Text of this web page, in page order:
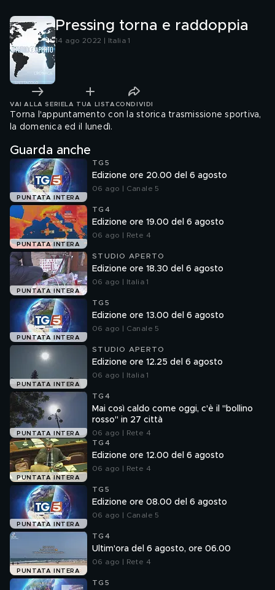
Pressing torna e raddoppia
14 ago 2022 | Italia 1
VAI ALLA SERIE LA TUA LISTA CONDIVIDI
Torna l'appuntamento con la storica trasmissione sportiva,
la domenica ed il lunedì.
Guarda anche
PUNTATA INTERA
TG5
Edizione ore 20.00 del 6 agosto
06 ago | Canale 5
PUNTATA INTERA
TG4
Edizione ore 19.00 del 6 agosto
06 ago | Rete 4
PUNTATA INTERA
STUDIO APERTO
Edizione ore 18.30 del 6 agosto
06 ago | Italia 1
PUNTATA INTERA
TG5
Edizione ore 13.00 del 6 agosto
06 ago | Canale 5
PUNTATA INTERA
STUDIO APERTO
Edizione ore 12.25 del 6 agosto
06 ago | Italia 1
PUNTATA INTERA
TG4
Mai così caldo come oggi, c'è il "bollino
rosso" in 27 città
06 ago | Rete 4
PUNTATA INTERA
TG4
Edizione ore 12.00 del 6 agosto
06 ago | Rete 4
PUNTATA INTERA
TG5
Edizione ore 08.00 del 6 agosto
06 ago | Canale 5
PUNTATA INTERA
TG4
Ultim'ora del 6 agosto, ore 06.00
06 ago | Rete 4
TG5